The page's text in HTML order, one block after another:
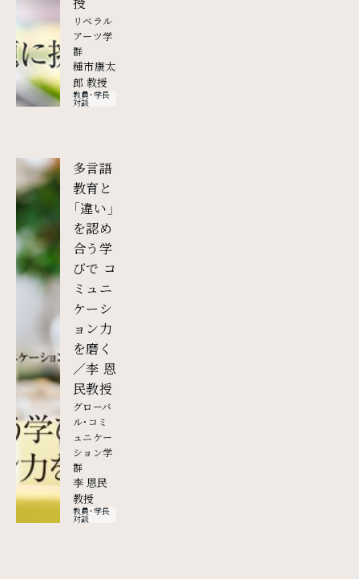
リベラル
アーツ学
群
種市康太
郎 教授
教員・学長
対談
多言語
教育と
「違い」
を認め
合う学
びで コ
ミュニ
ケーシ
ョン力
を磨く
／李 恩
民教授
グローバ
ル・コミ
ュニケー
ション学
群
李 恩民
教授
教員・学長
対談